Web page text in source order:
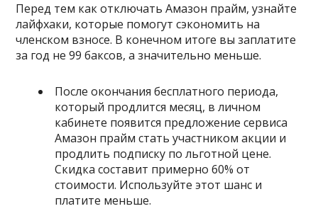
Перед тем как отключать Амазон прайм, узнайте
лайфхаки, которые помогут сэкономить на
членском взносе. В конечном итоге вы заплатите
за год не 99 баксов, а значительно меньше.
После окончания бесплатного периода,
который продлится месяц, в личном
кабинете появится предложение сервиса
Амазон прайм стать участником акции и
продлить подписку по льготной цене.
Скидка составит примерно 60% от
стоимости. Используйте этот шанс и
платите меньше.